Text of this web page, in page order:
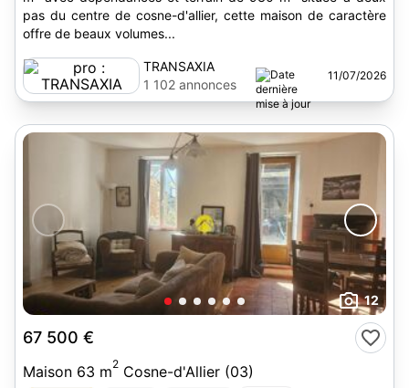
pas du centre de cosne-d'allier, cette maison de caractère
offre de beaux volumes...
TRANSAXIA
1 102 annonces
11/07/2026
12
67 500 €
Maison 63 m2 Cosne-d'Allier (03)